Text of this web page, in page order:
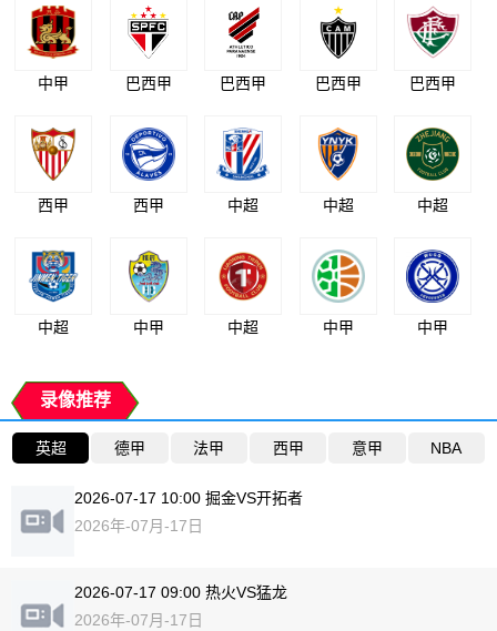
中甲 巴西甲 巴西甲 巴西甲 巴西甲
西甲 西甲 中超 中超 中超
中超 中甲 中超 中甲 中甲
录像推荐
英超 德甲 法甲 西甲 意甲 NBA
2026-07-17 10:00 掘金VS开拓者
2026年-07月-17日
2026-07-17 09:00 热火VS猛龙
2026年-07月-17日